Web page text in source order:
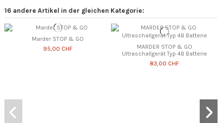
16 andere Artikel in der gleichen Kategorie:
Marder STOP & GO
95,00 CHF
MARDER STOP & GO
Ultraschallgerät Typ 4B Batterie
83,00 CHF